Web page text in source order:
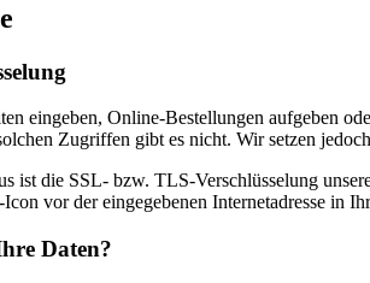
eingeben, Online-Bestellungen aufgeben
Zugriffen gibt es nicht. Wir setzen
ist die SSL- bzw. TLS-Verschlüsselung
vor der eingegebenen Internetadresse in
Daten?